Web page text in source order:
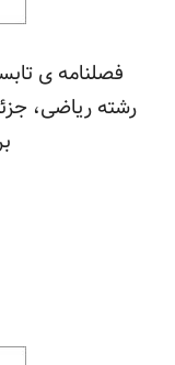
رشته ریاضی،